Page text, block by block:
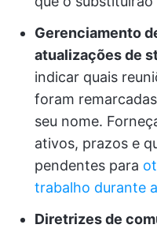
Gerenciamento
atualizações de
indicar quais
foram
seu nome.
ativos, prazos e
pendentes para
trabalho durante
Diretrizes de